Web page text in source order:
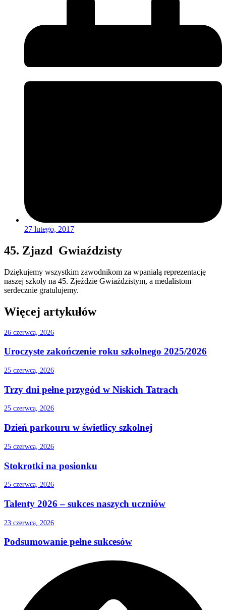
27 lutego, 2017
45. Zjazd Gwiaździsty
Dziękujemy wszystkim zawodnikom za wpaniałą reprezentację
naszej szkoły na 45. Zjeździe Gwiaździstym, a medalistom
serdecznie gratulujemy.
Więcej artykułów
26 czerwca, 2026
Uroczyste zakończenie roku szkolnego 2025/2026
25 czerwca, 2026
Trzy dni pełne przygód w Niskich Tatrach
25 czerwca, 2026
Dzień parkouru w świetlicy szkolnej
25 czerwca, 2026
Stokrotki na posionku
25 czerwca, 2026
Talenty 2026 – sukces naszych uczniów
23 czerwca, 2026
Podsumowanie pełne sukcesów